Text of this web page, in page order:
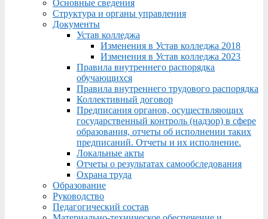
Основные сведения
Структура и органы управления
Документы
Устав колледжа
Изменения в Устав колледжа 2018
Изменения в Устав колледжа 2023
Правила внутреннего распорядка
обучающихся
Правила внутреннего трудового распорядка
Коллективный договор
Предписания органов, осуществляющих
государственный контроль (надзор) в сфере
образования, отчеты об исполнении таких
предписаний. Отчеты и их исполнение.
Локальные акты
Отчеты о результатах самообследования
Охрана труда
Образование
Руководство
Педагогический состав